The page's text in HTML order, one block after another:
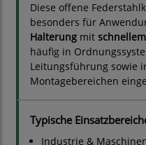
Diese offene
besonders für
Halterung mit
häufig in
Leitungsführung sowie
Montagebereichen
Typische
Industrie &